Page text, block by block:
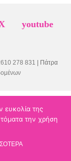
youtube
278 831 | Πάτρα
ευκολία της
την χρήση